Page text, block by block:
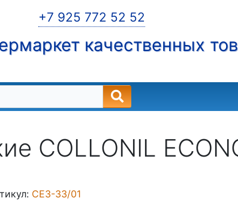
+7 925 772 52 52
качественных
COLLONIL
СЕ3-33/01